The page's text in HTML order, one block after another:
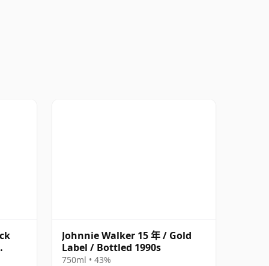
Johnnie Walker 15 年 / Gold
Label / Bottled 1990s
750ml • 43%